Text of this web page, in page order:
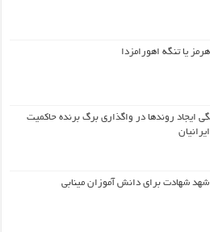
یا تنگه اهورامزدا
ایجاد روندها در واگذاری برگ برنده حاکمیت
شهادت برای دانش آموزان مینابی